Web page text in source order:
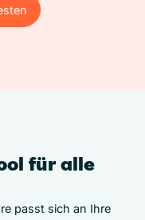
für alle
passt sich an Ihre